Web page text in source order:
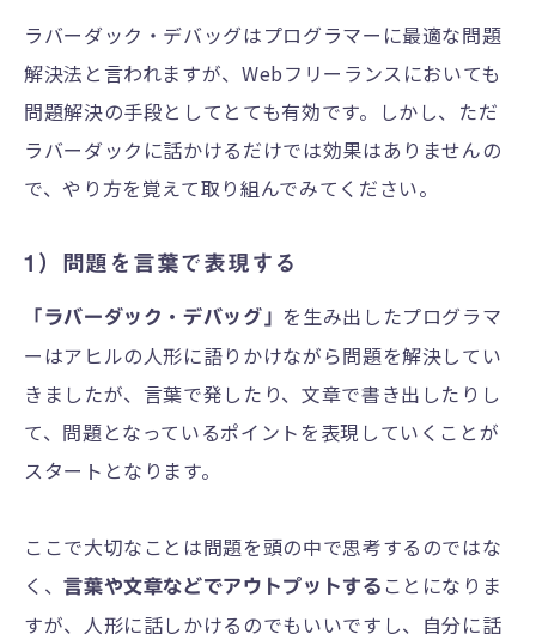
ラバーダック・デバッグはプログラマーに最適な問題
解決法と言われますが、Webフリーランスにおいても
問題解決の手段としてとても有効です。しかし、ただ
ラバーダックに話かけるだけでは効果はありませんの
で、やり方を覚えて取り組んでみてください。
1）問題を言葉で表現する
「ラバーダック・デバッグ」
を生み出したプログラマ
ーはアヒルの人形に語りかけながら問題を解決してい
きましたが、言葉で発したり、文章で書き出したりし
て、問題となっているポイントを表現していくことが
スタートとなります。
ここで大切なことは問題を頭の中で思考するのではな
く、言葉や文章などでアウトプットする ことになりま
すが、人形に話しかけるのでもいいですし、自分に話